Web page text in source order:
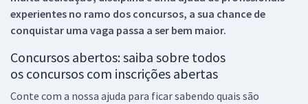
experientes no ramo dos concursos, a sua chance de
conquistar uma vaga passa a ser bem maior.
Concursos abertos: saiba sobre todos
os concursos com inscrições abertas
Conte com a nossa ajuda para ficar sabendo quais são